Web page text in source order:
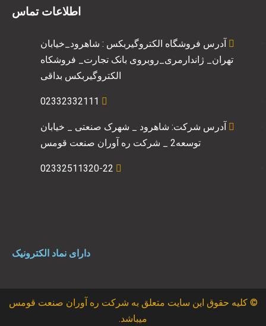
اطلاعات تماس
آدرس فروشگاه الکتروگیربکس : شاهرود_خیابان
تهران_ ژاندارمری_روبروی بانک تجارت_ فروشکاه
الکتروگیربکس بداقی
02332332111
آدرس شرکت: شاهرود _ شهرک صنعتی _ خیابان
توسعه2 _ شرکت ره آوران صنعت قومس
02332511320-22
دارای نماد الکترونیک
© کلیه حقوق این سایت متعلق به شرکت ره آوران صنعت قومس
میباشد.